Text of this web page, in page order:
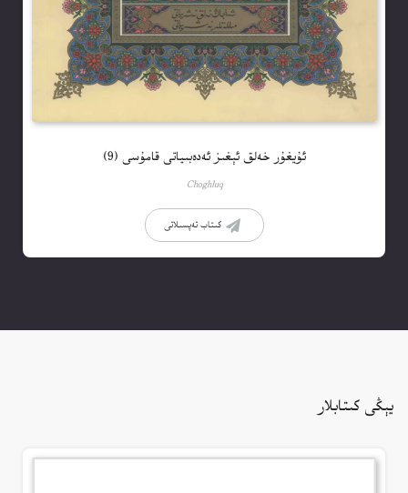
ئۇيغۇر خەلق ئېغىز ئەدەبىياتى قامۇسى (9)
Choghluq
كىتاب تەپسىلاتى
يېڭى كىتابلار